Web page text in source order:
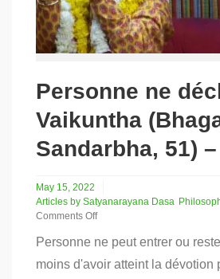
Personne ne
Vaikuntha
Sandarbha, 51)
May 15, 2022
Articles by Satyanarayana Dasa
Comments Off
Personne
Personne ne peut entrer ou
moins d'avoir atteint la dévotion